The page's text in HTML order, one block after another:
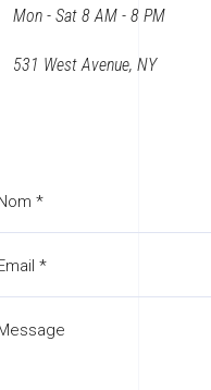
Mon - Sat 8 AM - 8 PM
531 West Avenue, NY